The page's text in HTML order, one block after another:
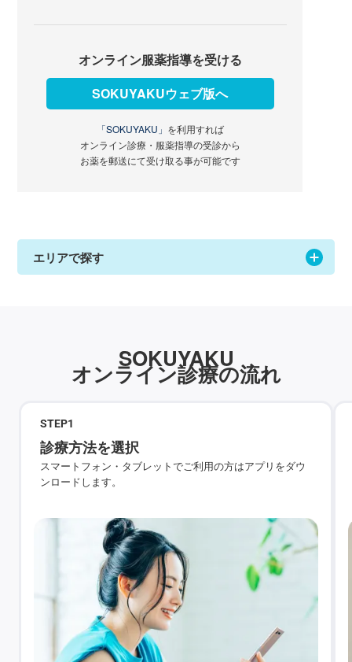
オンライン服薬指導を受ける
SOKUYAKUウェブ版へ
「SOKUYAKU」 を利用すれば
オンライン診療・服薬指導の受診から
お薬を郵送にて受け取る事が可能です
エリアで探す
SOKUYAKU
オンライン診療の流れ
STEP1
診療方法を選択
スマートフォン・タブレットでご利用の方はアプリをダウ
ンロードします。